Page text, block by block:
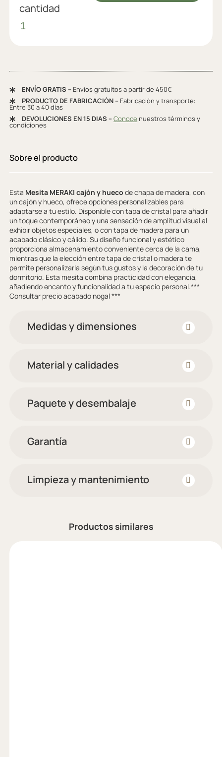
cantidad
ENVÍO GRATIS – Envíos gratuitos a partir de 450€
PRODUCTO DE FABRICACIÓN – Fabricación y transporte:
Entre 30 a 40 días
DEVOLUCIONES EN 15 DIAS –Conoce nuestros términos y
condiciones
Sobre el producto
Esta Mesita MERAKI cajón y hueco de chapa de madera, con
un cajón y hueco, ofrece opciones personalizables para
adaptarse a tu estilo. Disponible con tapa de cristal para añadir
un toque contemporáneo y una sensación de amplitud visual al
exhibir objetos especiales, o con tapa de madera para un
acabado clásico y cálido. Su diseño funcional y estético
proporciona almacenamiento conveniente cerca de la cama,
mientras que la elección entre tapa de cristal o madera te
permite personalizarla según tus gustos y la decoración de tu
dormitorio. Esta mesita combina practicidad con elegancia,
añadiendo encanto y funcionalidad a tu espacio personal.***
Consultar precio acabado nogal ***
Medidas y dimensiones
Material y calidades
Paquete y desembalaje
Garantía
Limpieza y mantenimiento
Productos similares